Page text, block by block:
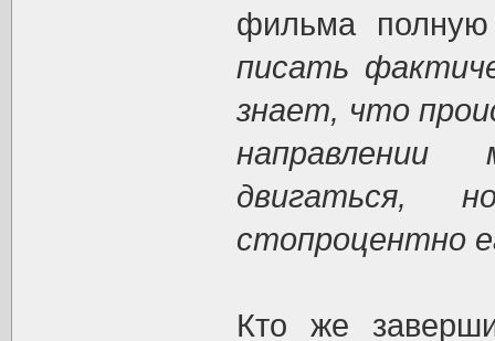
фильма
писать
знает, что
направлении
двигаться,
стопроцентно
Кто же